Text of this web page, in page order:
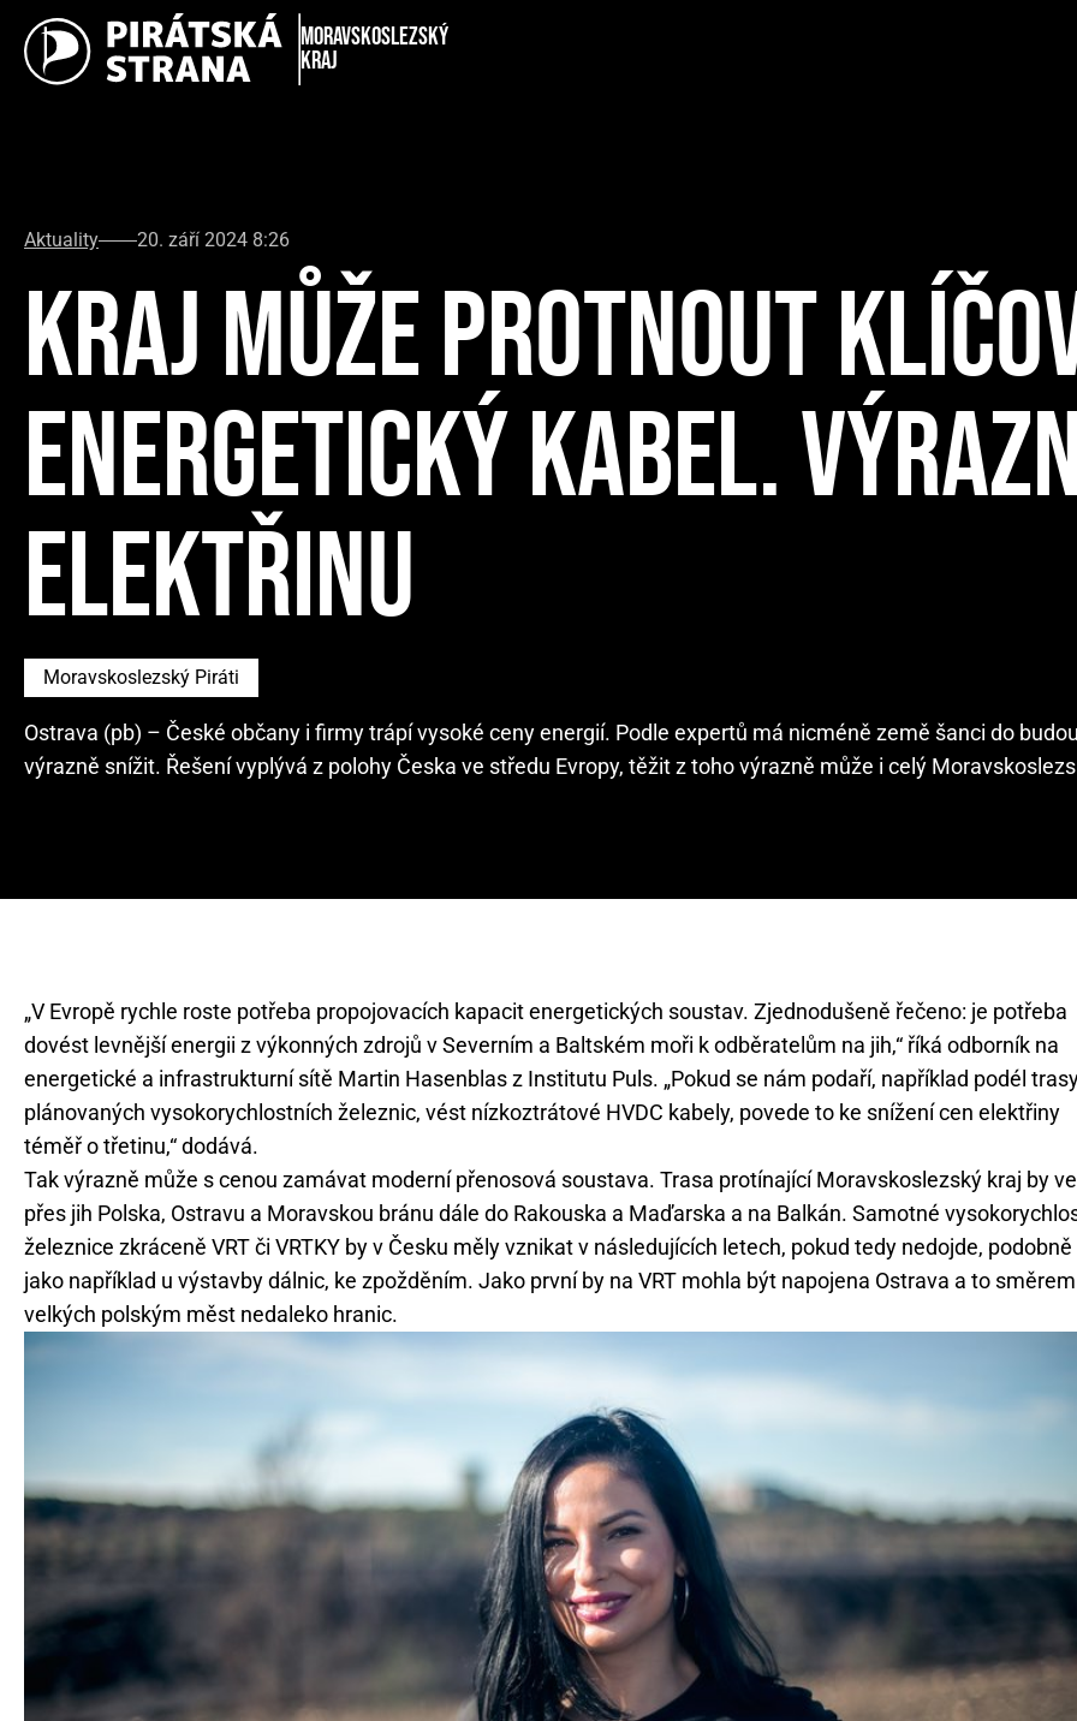
Moravskoslezský
kraj
Aktuality 20. září 2024 8:26
KRAJ MŮŽE PROTNOUT
ENERGETICKÝ KABEL.
ELEKTŘINU
Moravskoslezský Piráti
Ostrava (pb) – České občany i firmy trápí vysoké ceny energií. Podle expertů má nicméně země šanci do
výrazně snížit. Řešení vyplývá z polohy Česka ve středu Evropy, těžit z toho výrazně může i celý
„V Evropě rychle roste potřeba propojovacích kapacit energetických soustav. Zjednodušeně řečeno: je potřeba
dovést levnější energii z výkonných zdrojů v Severním a Baltském moři k odběratelům na jih,“ říká odborník na
energetické a infrastrukturní sítě Martin Hasenblas z Institutu Puls. „Pokud se nám podaří, například podél
plánovaných vysokorychlostních železnic, vést nízkoztrátové HVDC kabely, povede to ke snížení cen elektřiny
téměř o třetinu,“ dodává.
Tak výrazně může s cenou zamávat moderní přenosová soustava. Trasa protínající Moravskoslezský kraj by
přes jih Polska, Ostravu a Moravskou bránu dále do Rakouska a Maďarska a na Balkán. Samotné
železnice zkráceně VRT či VRTKY by v Česku měly vznikat v následujících letech, pokud tedy nedojde, podobně
jako například u výstavby dálnic, ke zpožděním. Jako první by na VRT mohla být napojena Ostrava a to
velkých polským měst nedaleko hranic.